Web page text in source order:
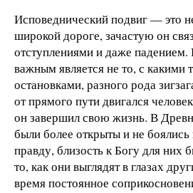
Исповеднический подвиг — это
широкой дороге, зачастую он
отступлениями и даже падением.
важным является не то, с какими
остановками, разного рода
от прямого пути двигался
он завершил свою жизнь. В
были более открыты и не боялись
правду, близость к Богу для них
то, как они выглядят в глазах
время постоянное